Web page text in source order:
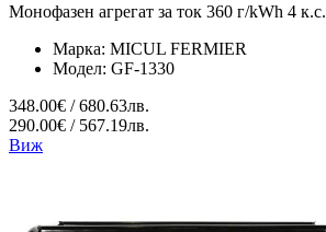
Монофазен агрегат за ток 360 г/kWh 4 к.с.
Марка: MICUL FERMIER
Модел: GF-1330
348.00€ / 680.63лв.
290.00€ / 567.19лв.
Виж